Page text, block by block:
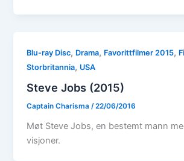
Blu-ray Disc, Drama, Favorittfilmer 2015,
Storbritannia, USA
Steve Jobs (2015)
Captain Charisma/22/06/2016
Møt Steve Jobs, en bestemt mann
visjoner.